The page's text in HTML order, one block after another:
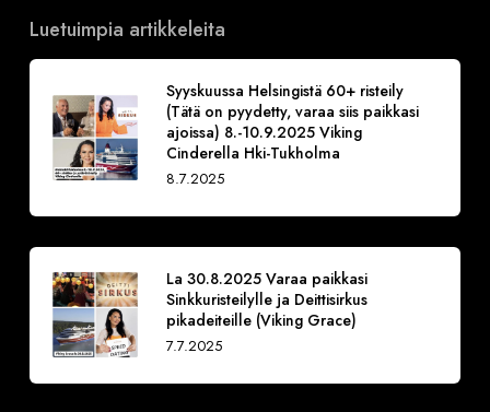
Luetuimpia artikkeleita
Syyskuussa Helsingistä 60+ risteily
(Tätä on pyydetty, varaa siis paikkasi
ajoissa) 8.-10.9.2025 Viking
Cinderella Hki-Tukholma
8.7.2025
La 30.8.2025 Varaa paikkasi
Sinkkuristeilylle ja Deittisirkus
pikadeiteille (Viking Grace)
7.7.2025